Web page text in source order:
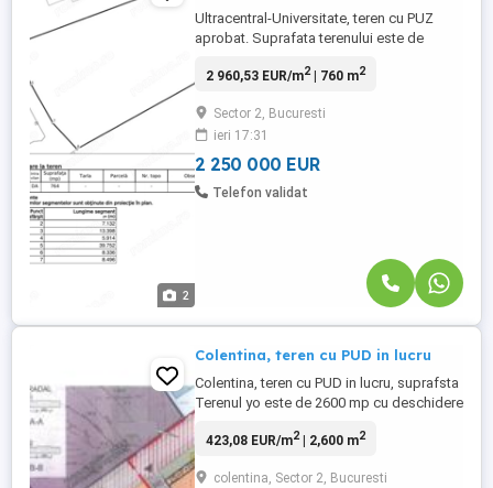
2
Ultracentral-Universitate, teren cu PUZ
aprobat. Suprafata terenului este de
construiește 2S+P+5, CUT 3,9 și POT 65%
2 960,53 EUR/m2| 760 m2
Sector 2, Bucuresti
ieri 17:31
2 250 000 EUR
Telefon validat
Colentina, teren cu PUD in lucru
Colentina, teren cu PUD in lucru, suprafsta
Terenul yo este de 2600 mp cu deschidere
423,08 EUR/m2| 2,600 m2
colentina, Sector 2, Bucuresti